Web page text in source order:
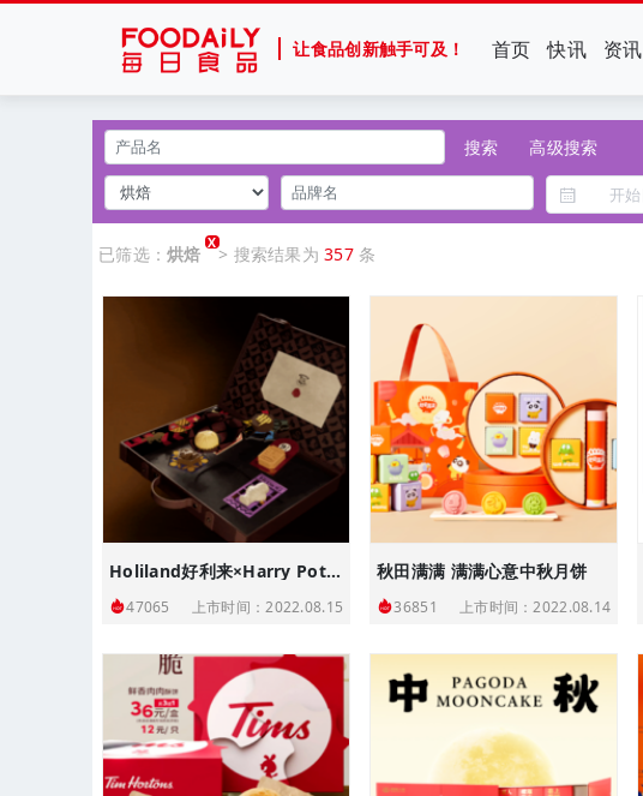
让食品创新触手可及！ 首页 快讯 资讯
搜索 高级搜索
已筛选：烘焙
X
> 搜索结果为357 条
Holiland好利来×Harry Potter 魔法世界中秋礼盒、妖怪们的妖怪书礼盒
47065 上市时间：2022.08.15
秋田满满 满满心意中秋月饼
36851 上市时间：2022.08.14